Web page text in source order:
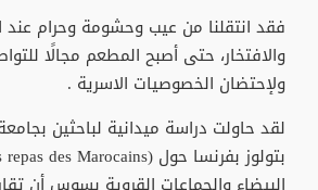
فقد انتقلنا من عيب وحشومة وحرام عند
والافتخار، حتى أصبح المطعم مجالًا
ولإحتضان الخصوصيات الاسرية .
لقد حاولت دراسة ميدانية لباحثين